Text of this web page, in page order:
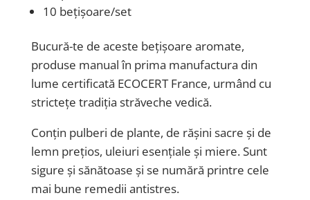
10 bețișoare/set
Bucură-te de aceste bețișoare aromate,
produse manual în prima manufactura din
lume certificată ECOCERT France, urmând cu
strictețe tradiția străveche vedică.
Conțin pulberi de plante, de rășini sacre și de
lemn prețios, uleiuri esențiale și miere. Sunt
sigure și sănătoase și se numără printre cele
mai bune remedii antistres.